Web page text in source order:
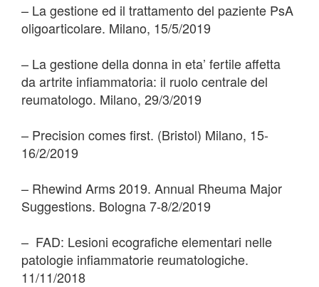
– La gestione ed il trattamento del paziente PsA
oligoarticolare. Milano, 15/5/2019
– La gestione della donna in eta’ fertile affetta
da artrite infiammatoria: il ruolo centrale del
reumatologo. Milano, 29/3/2019
– Precision comes first. (Bristol) Milano, 15-
16/2/2019
– Rhewind Arms 2019. Annual Rheuma Major
Suggestions. Bologna 7-8/2/2019
– FAD: Lesioni ecografiche elementari nelle
patologie infiammatorie reumatologiche.
11/11/2018